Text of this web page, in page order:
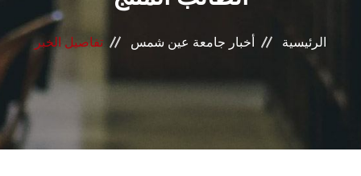
الأنظمة الذكية
تواصل معنا
الرئيسية أخبار جامعة عين شمس تفاصيل الخبر